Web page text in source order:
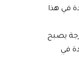
في هذا
يصبح
في